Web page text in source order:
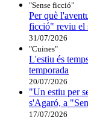
"Sense ficció"
Per què
ficció" reviu el
31/07/2026
"Cuines"
L'estiu és
temporada
20/07/2026
"Un estiu per
s'Agaró, a
17/07/2026